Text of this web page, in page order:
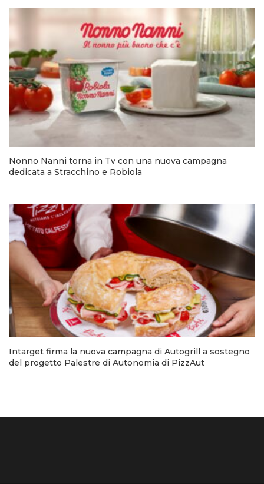
Nonno Nanni torna in Tv con una nuova campagna
dedicata a Stracchino e Robiola
Intarget firma la nuova campagna di Autogrill a sostegno
del progetto Palestre di Autonomia di PizzAut